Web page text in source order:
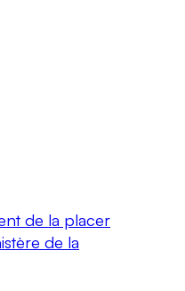
de la placer
de la